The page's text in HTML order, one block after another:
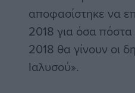
αποφασίστηκε να
2018 για όσα
2018 θα γίνουν οι
Ιαλυσού».